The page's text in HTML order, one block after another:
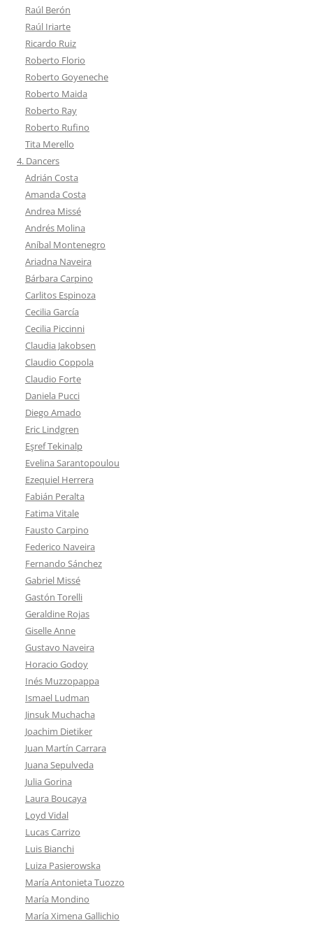
Raúl Berón
Raúl Iriarte
Ricardo Ruiz
Roberto Florio
Roberto Goyeneche
Roberto Maida
Roberto Ray
Roberto Rufino
Tita Merello
4. Dancers
Adrián Costa
Amanda Costa
Andrea Missé
Andrés Molina
Aníbal Montenegro
Ariadna Naveira
Bárbara Carpino
Carlitos Espinoza
Cecilia García
Cecilia Piccinni
Claudia Jakobsen
Claudio Coppola
Claudio Forte
Daniela Pucci
Diego Amado
Eric Lindgren
Eşref Tekinalp
Evelina Sarantopoulou
Ezequiel Herrera
Fabián Peralta
Fatima Vitale
Fausto Carpino
Federico Naveira
Fernando Sánchez
Gabriel Missé
Gastón Torelli
Geraldine Rojas
Giselle Anne
Gustavo Naveira
Horacio Godoy
Inés Muzzopappa
Ismael Ludman
Jinsuk Muchacha
Joachim Dietiker
Juan Martín Carrara
Juana Sepulveda
Julia Gorina
Laura Boucaya
Loyd Vidal
Lucas Carrizo
Luis Bianchi
Luiza Pasierowska
María Antonieta Tuozzo
María Mondino
María Ximena Gallichio